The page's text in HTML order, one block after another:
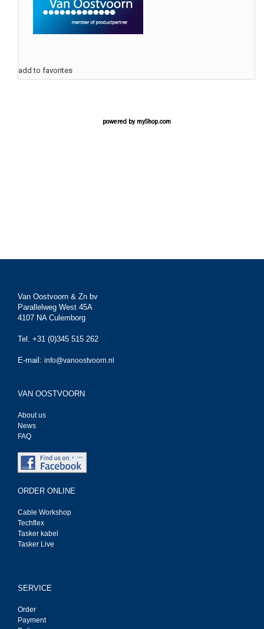
add to favorites
powered by myShop.com
Van Oostvoorn & Zn bv
Parallelweg West 45A
4107 NA Culemborg
Tel. +31 (0)345 515 262
E-mail: info@vanoostvoorn.nl
VAN OOSTVOORN
About us
News
FAQ
ORDER ONLINE
Cable Workshop
Techflex
Tasker kabel
Tasker Live
SERVICE
Order
Payment